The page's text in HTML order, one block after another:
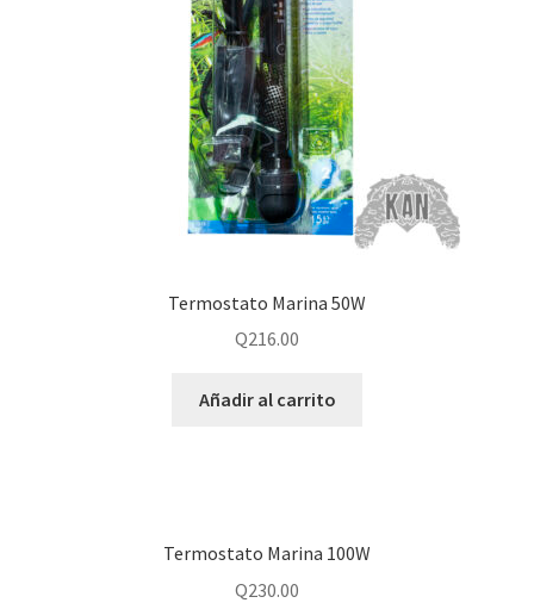
Termostato Marina 50W
Q216.00
Añadir al carrito
Termostato Marina 100W
Q230.00